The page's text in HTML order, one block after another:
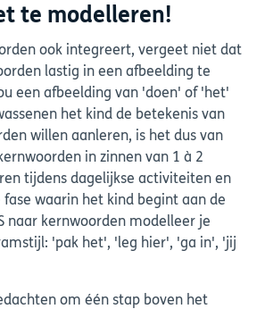
te modelleren!
ook integreert, vergeet niet dat
lastig in een afbeelding te
een afbeelding van 'doen' of 'het'
het kind de betekenis van
willen aanleren, is het dus van
in zinnen van 1 à 2
tijdens dagelijkse activiteiten en
fase waarin het kind begint aan de
naar kernwoorden modelleer je
'pak het', 'leg hier', 'ga in', 'jij
om één stap boven het